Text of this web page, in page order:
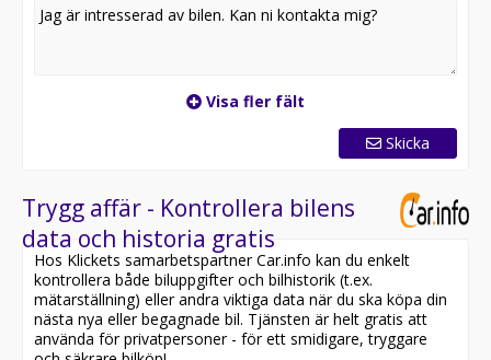
Visa fler fält
Skicka
Trygg affär - Kontrollera bilens
data och historia gratis
Hos Klickets samarbetspartner Car.info kan du enkelt
kontrollera både biluppgifter och bilhistorik (t.ex.
mätarställning) eller andra viktiga data när du ska köpa din
nästa nya eller begagnade bil. Tjänsten är helt gratis att
använda för privatpersoner - för ett smidigare, tryggare